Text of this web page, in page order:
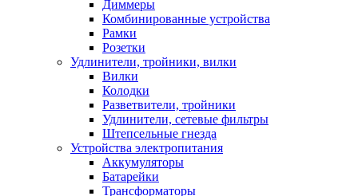
Диммеры
Комбинированные устройства
Рамки
Розетки
Удлинители, тройники, вилки
Вилки
Колодки
Разветвители, тройники
Удлинители, сетевые фильтры
Штепсельные гнезда
Устройства электропитания
Аккумуляторы
Батарейки
Трансформаторы